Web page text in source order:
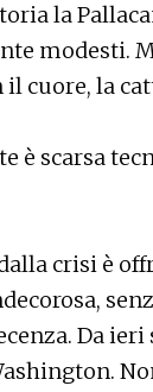
la
modesti.
cuore, la
è scarsa
crisi è
Da